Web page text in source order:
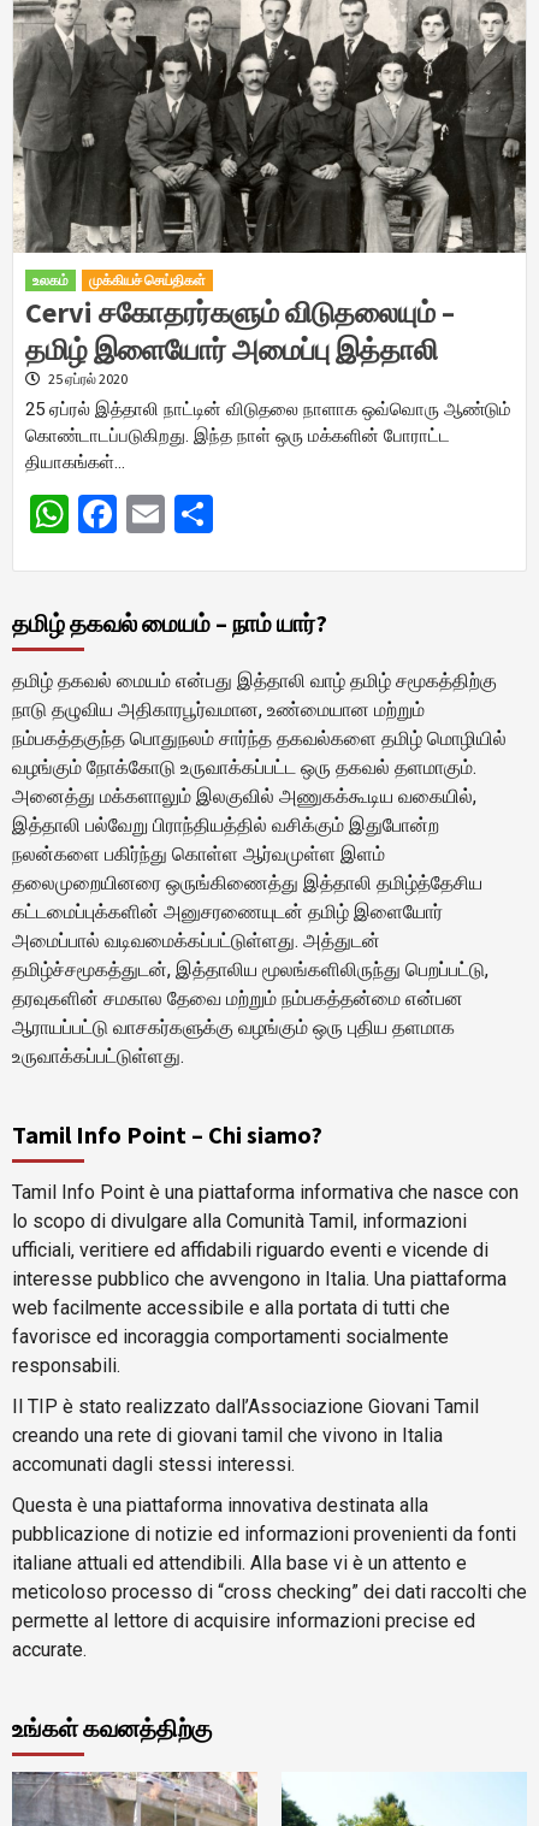
உலகம் முக்கியச் செய்திகள்
Cervi சகோதரர்களும் விடுதலையும் –
தமிழ் இளையோர் அமைப்பு இத்தாலி
25 ஏப்ரல் 2020
25 ஏப்ரல் இத்தாலி நாட்டின் விடுதலை நாளாக ஒவ்வொரு ஆண்டும்
கொண்டாடப்படுகிறது. இந்த நாள் ஒரு மக்களின் போராட்ட
தியாகங்கள்…
WhatsApp
Facebook
Email
தமிழ் தகவல் மையம் – நாம் யார்?
தமிழ் தகவல் மையம் என்பது இத்தாலி வாழ் தமிழ் சமூகத்திற்கு
நாடு தழுவிய அதிகாரபூர்வமான, உண்மையான மற்றும்
நம்பகத்தகுந்த பொதுநலம் சார்ந்த தகவல்களை தமிழ் மொழியில்
வழங்கும் நோக்கோடு உருவாக்கப்பட்ட ஒரு தகவல் தளமாகும்.
அனைத்து மக்களாலும் இலகுவில் அணுகக்கூடிய வகையில்,
இத்தாலி பல்வேறு பிராந்தியத்தில் வசிக்கும் இதுபோன்ற
நலன்களை பகிர்ந்து கொள்ள ஆர்வமுள்ள இளம்
தலைமுறையினரை ஒருங்கிணைத்து இத்தாலி தமிழ்த்தேசிய
கட்டமைப்புக்களின் அனுசரணையுடன் தமிழ் இளையோர்
அமைப்பால் வடிவமைக்கப்பட்டுள்ளது. அத்துடன்
தமிழ்ச்சமூகத்துடன், இத்தாலிய மூலங்களிலிருந்து பெறப்பட்டு,
தரவுகளின் சமகால தேவை மற்றும் நம்பகத்தன்மை என்பன
ஆராயப்பட்டு வாசகர்களுக்கு வழங்கும் ஒரு புதிய தளமாக
உருவாக்கப்பட்டுள்ளது.
Tamil Info Point – Chi siamo?
Tamil Info Point è una piattaforma informativa che nasce con
lo scopo di divulgare alla Comunità Tamil, informazioni
ufficiali, veritiere ed affidabili riguardo eventi e vicende di
interesse pubblico che avvengono in Italia. Una piattaforma
web facilmente accessibile e alla portata di tutti che
favorisce ed incoraggia comportamenti socialmente
responsabili.
Il TIP è stato realizzato dall’Associazione Giovani Tamil
creando una rete di giovani tamil che vivono in Italia
accomunati dagli stessi interessi.
Questa è una piattaforma innovativa destinata alla
pubblicazione di notizie ed informazioni provenienti da fonti
italiane attuali ed attendibili. Alla base vi è un attento e
meticoloso processo di “cross checking” dei dati raccolti che
permette al lettore di acquisire informazioni precise ed
accurate.
உங்கள் கவனத்திற்கு